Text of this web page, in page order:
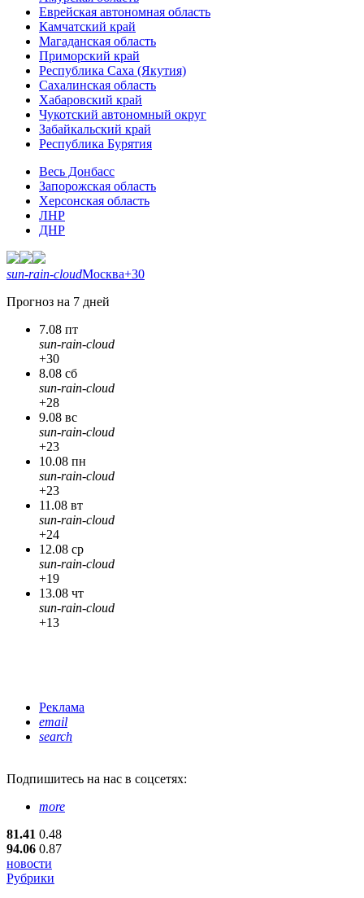
Еврейская автономная область
Камчатский край
Магаданская область
Приморский край
Республика Саха (Якутия)
Сахалинская область
Хабаровский край
Чукотский автономный округ
Забайкальский край
Республика Бурятия
Весь Донбасс
Запорожская область
Херсонская область
ЛНР
ДНР
sun-rain-cloudМосква+30
Прогноз на 7 дней
7.08 пт
sun-rain-cloud
+30
8.08 сб
sun-rain-cloud
+28
9.08 вс
sun-rain-cloud
+23
10.08 пн
sun-rain-cloud
+23
11.08 вт
sun-rain-cloud
+24
12.08 ср
sun-rain-cloud
+19
13.08 чт
sun-rain-cloud
+13
Реклама
email
search
Подпишитесь на нас в соцсетях:
more
81.41 0.48
94.06 0.87
новости
Рубрики